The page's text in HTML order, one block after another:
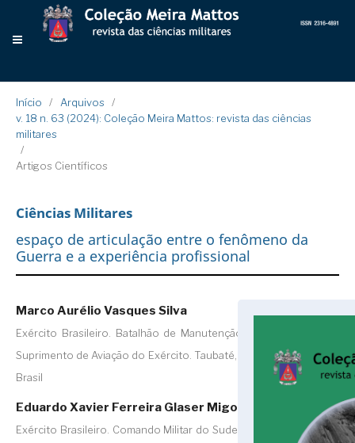
Início / Arquivos
/
v. 18 n. 63 (2024): Coleção Meira Mattos: revista das ciências
militares
/
Artigos Científicos
Ciências Militares
espaço de articulação entre o fenômeno da
Guerra e a experiência profissional
Marco Aurélio Vasques Silva
Exército Brasileiro. Batalhão de Manutenção e
Suprimento de Aviação do Exército. Taubaté, SP,
Brasil
Eduardo Xavier Ferreira Glaser Migon
Exército Brasileiro. Comando Militar do Sudeste